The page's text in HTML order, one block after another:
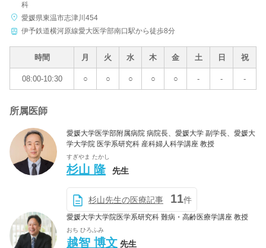
病院名
条件を変更する
科
愛媛県東温市志津川454
伊予鉄道横河原線愛大医学部南口駅から徒歩8分
時間 月 火 水 木 金 土 日 祝
08:00-10:30 ○ ○ ○ ○ ○ - - -
所属医師
愛媛大学医学部附属病院 病院長、愛媛大学 副学長、愛媛大
学大学院 医学系研究科 産科婦人科学講座 教授
すぎやま たかし
杉山 隆 先生
杉山先生の医療記事 11件
愛媛大学大学院医学系研究科 難病・高齢医療学講座 教授
おち ひろふみ
越智 博文 先生